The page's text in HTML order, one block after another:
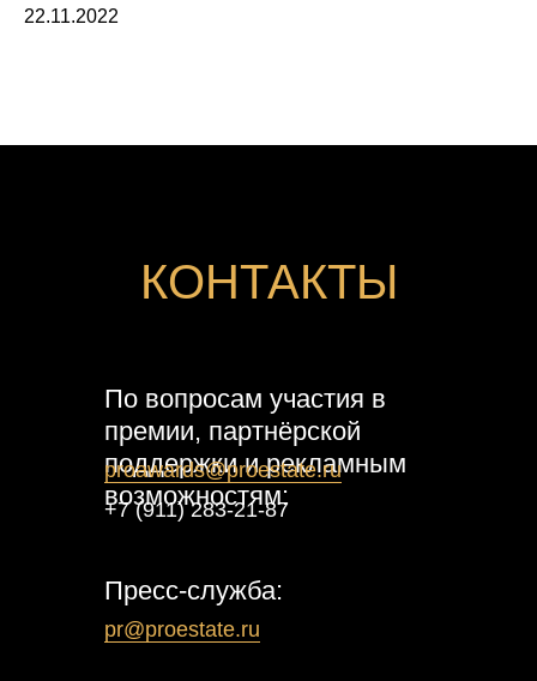
22.11.2022
КОНТАКТЫ
По вопросам участия в
премии, партнёрской
поддержки и рекламным
возможностям:
proawards@proestate.ru
+7 (911) 283-21-87
Пресс-служба:
pr@proestate.ru